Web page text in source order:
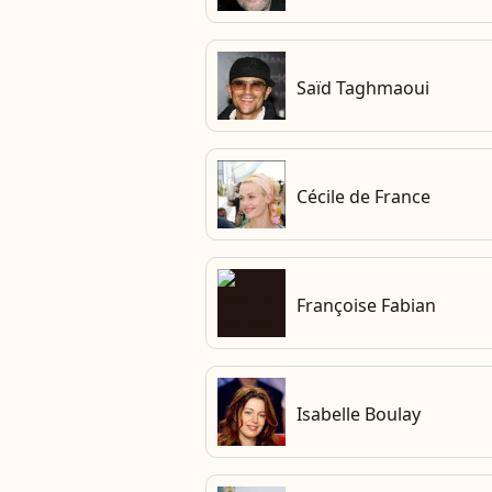
Saïd Taghmaoui
Cécile de France
Françoise Fabian
Isabelle Boulay